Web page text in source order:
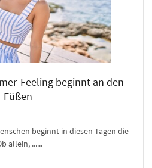
Feeling beginnt an den
Füßen
beginnt in diesen Tagen die
allein, ......